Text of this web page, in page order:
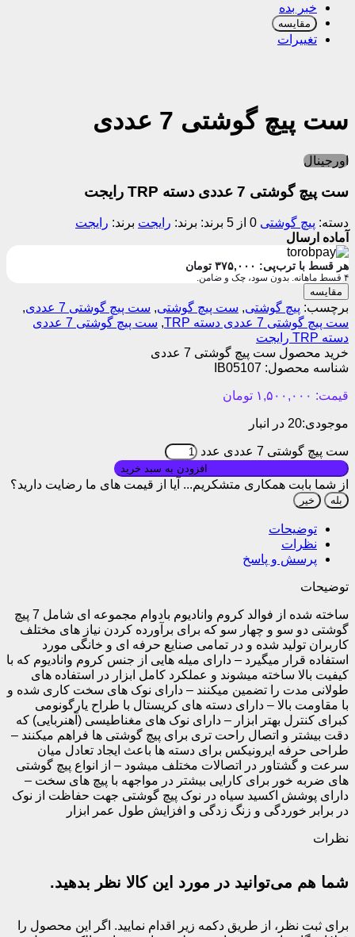
خبر بده
مقایسه
تغییرات
ست پیچ گوشتی 7 عددی
اورجینال
ست پیچ گوشتی 7 عددی دسته TRP رایجت
دسته: پیچ گوشتی 0 از 5 برند: رایجت برند: رایجت
آماده ارسال
هر قسط با ترب‌پی: ۳۷۵,۰۰۰ تومان
۴ قسط ماهانه. بدون سود، چک و ضامن.
مقایسه
برچسب: پیچ گوشتی, ست پیچ گوشتی, ست پیچ گوشتی 7 عددی
,
ست پیچ گوشتی 7 عددی دسته TRP
,
ست پیچ گوشتی 7 عددی
دسته TRP رایجت
خرید محصول ست پیچ گوشتی 7 عددی
شناسه محصول: IB05107
قیمت: ۱,۵۰۰,۰۰۰ تومان
موجودی:20 در انبار
ست پیچ گوشتی 7 عددی عدد
از شما بابت همکاری متشکریم... آیا از قیمت های ما رضایت دارید؟
بله خیر
توضیحات
نظرات
پرسش و پاسخ
توضیحات
ساخته شده از فوالد کروم وانادیوم بادوام مجموعه ای شامل 7 پیچ
گوشتی دو سو و چهار سو که برای برآورده کردن نیاز های مختلف
کاربران تولید شده و در تمامی صنایع حرفه ای و خانگی مورد
استفاده قرار میگیرد – دارای میله هایی از جنس کروم وانادیوم که با
کیفیت بالا ساخته میشوند و عملکرد کامل ابزار در استفاده های
طولانی مدت را تضمین میکنند – دارای نوک های سخت کاری شده و
با مقاومت بالا – دارای دسته های کریستال با طراح یارگونومی
کبرای کنترل بهتر ابزار – دارای نوک های مغناطیسی (آهنربایی) که
دقت بیشتر و اتصال راحت تری برای پیچ گوشتی ها فراهم میکنند –
طراحی حرفه ایرونیکس برای دسته ها باعث ایجاد تعادل میان
سرعت و گشتاور در اتصالات مختلف میشود – از انواع پیچ گوشتی
های ضربه خور برای کارایی بیشتر در مواجهه با پیچ های سخت –
دارای پوشش اکسید سیاه در نوک پیچ گوشتی جهت حفاظت از نوک
در برابر خوردگی و زنگ زدگی و افزایش طول عمر ابزار
نظرات
شما هم می‌توانید در مورد این کالا نظر بدهید.
برای ثبت نظر، از طریق دکمه زیر اقدام نمایید. اگر این محصول را